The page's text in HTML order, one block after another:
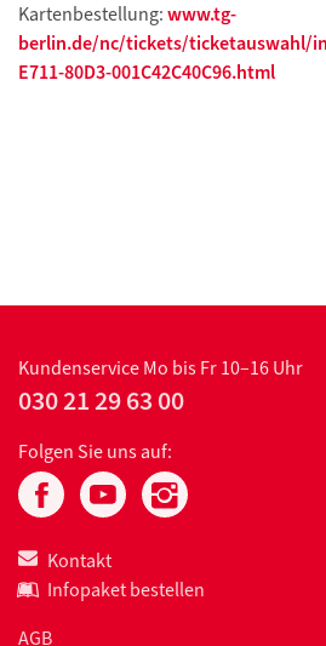
Kartenbestellung:www.tg-
berlin.de/nc/tickets/ticketauswahl/
E711-80D3-001C42C40C96.html
KundenserviceMo bis Fr 10–16 Uhr
030 21 29 63 00
Folgen Sie uns auf:
Kontakt
Infopaket bestellen
AGB